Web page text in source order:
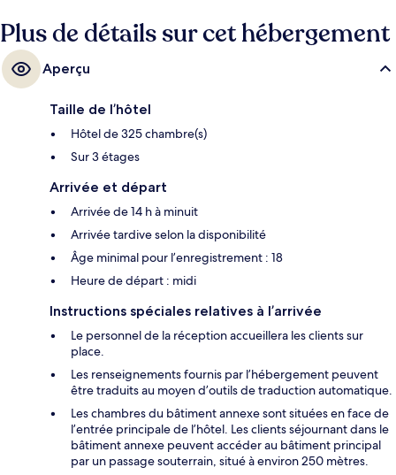
Plus de détails sur cet hébergement
Aperçu
Taille de l’hôtel
Hôtel de 325 chambre(s)
Sur 3 étages
Arrivée et départ
Arrivée de 14 h à minuit
Arrivée tardive selon la disponibilité
Âge minimal pour l’enregistrement : 18
Heure de départ : midi
Instructions spéciales relatives à l’arrivée
Le personnel de la réception accueillera les clients sur
place.
Les renseignements fournis par l’hébergement peuvent
être traduits au moyen d’outils de traduction automatique.
Les chambres du bâtiment annexe sont situées en face de
l’entrée principale de l’hôtel. Les clients séjournant dans le
bâtiment annexe peuvent accéder au bâtiment principal
par un passage souterrain, situé à environ 250 mètres.